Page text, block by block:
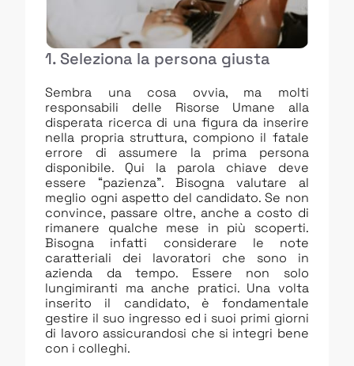
1. Seleziona la persona giusta
Sembra una cosa ovvia, ma molti
responsabili delle Risorse Umane alla
disperata ricerca di una figura da inserire
nella propria struttura, compiono il fatale
errore di assumere la prima persona
disponibile. Qui la parola chiave deve
essere “pazienza”. Bisogna valutare al
meglio ogni aspetto del candidato. Se non
convince, passare oltre, anche a costo di
rimanere qualche mese in più scoperti.
Bisogna infatti considerare le note
caratteriali dei lavoratori che sono in
azienda da tempo. Essere non solo
lungimiranti ma anche pratici. Una volta
inserito il candidato, è fondamentale
gestire il suo ingresso ed i suoi primi giorni
di lavoro assicurandosi che si integri bene
con i colleghi.